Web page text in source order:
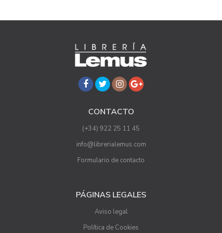
CONTACTO
(+34) 922 25 11 45
info@librerialemus.com
Formulario de contacto
PÁGINAS LEGALES
Aviso legal
Política de Cookies